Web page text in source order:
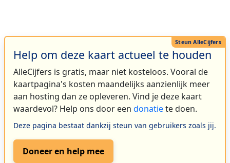
Help om deze kaart actueel te houden
AlleCijfers is gratis, maar niet kosteloos. Vooral de
kaartpagina's kosten maandelijks aanzienlijk meer
aan hosting dan ze opleveren. Vind je deze kaart
waardevol? Help ons door een donatiete doen.
Deze pagina bestaat dankzij steun van gebruikers zoals jij.
Doneer en help mee